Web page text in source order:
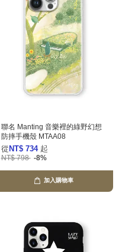
聯名 Manting 音樂裡的綠野幻想
防摔手機殼 MTAA08
從 NT$ 734 起
NT$ 798 -8%
加入購物車